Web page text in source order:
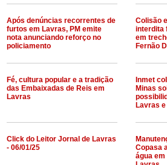
Após denúncias recorrentes de
furtos em Lavras, PM emite
nota anunciando reforço no
policiamento
Colisão
interdita
em
Fernão
Fé, cultura popular e a tradição
das Embaixadas de Reis em
Lavras
Inmet
Minas
Lavras
Click do Leitor Jornal de Lavras
- 06/01/25
Copasa
água em